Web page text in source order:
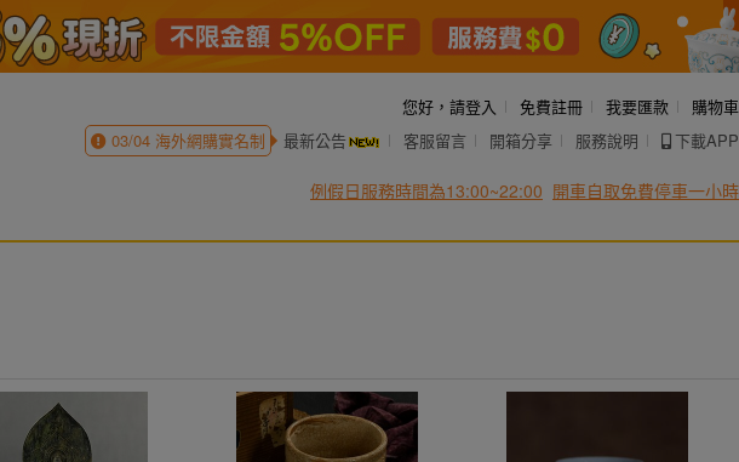
您好， 請登入 免費註冊 我要匯款
購物車
03/04海外網購實名制 最新公告 客服留言 開箱分享 服務說明 下載APP
例假日服務時間為13:00~22:00 開車自取免費停車一小時